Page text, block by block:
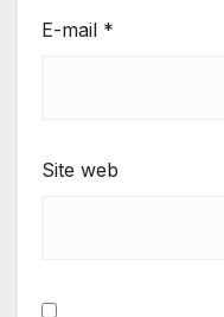
E-mail *
Site web